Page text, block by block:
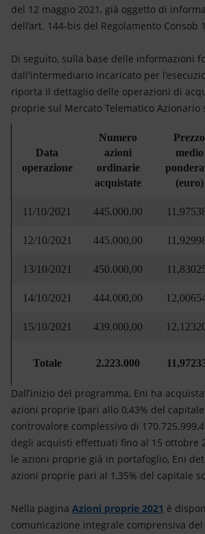
del 12 maggio 2021, già oggetto di
dell’art. 144-bis del Regolamento Consob
Di seguito, sulla base delle informazioni
dall'intermediario incaricato per
riporta il dettaglio delle operazioni di
proprie sul Mercato Telematico Azionario
Data
operazione
Numero
azioni
ordinarie
acquistate
Prezzo
medio
(euro)
11/10/2021 445.000,00
12/10/2021 445.000,00
13/10/2021 450.000,00
14/10/2021 444.000,00
15/10/2021 439.000,00
Totale 2.223.000
Dall’inizio del programma, Eni ha
azioni proprie (pari allo 0,43% del
controvalore complessivo di
degli acquisti effettuati fino al 15 ottobre
le azioni proprie già in portafoglio, Eni
azioni proprie pari al 1,35% del capitale
Nella pagina Azioni proprie 2021 è
comunicazione integrale comprensiva